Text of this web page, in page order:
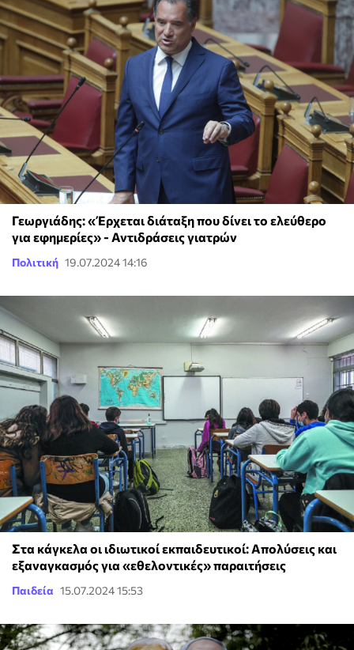
Γεωργιάδης: «Έρχεται διάταξη που δίνει το ελεύθερο
για εφημερίες» - Αντιδράσεις γιατρών
Πολιτική 19.07.2024 14:16
Στα κάγκελα οι ιδιωτικοί εκπαιδευτικοί: Απολύσεις και
εξαναγκασμός για «εθελοντικές» παραιτήσεις
Παιδεία 15.07.2024 15:53